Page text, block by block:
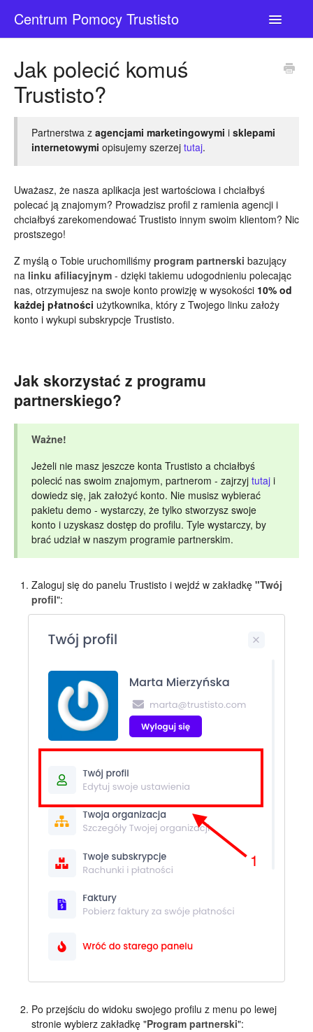
Centrum Pomocy Trustisto
Toggle
Jak polecić komuś
Trustisto?
Partnerstwa z agencjami marketingowymi i sklepami
internetowymi opisujemy szerzej tutaj.
Uważasz, że nasza aplikacja jest wartościowa i chciałbyś
polecać ją znajomym? Prowadzisz profil z ramienia agencji i
chciałbyś zarekomendować Trustisto innym swoim klientom? Nic
prostszego!
Z myślą o Tobie uruchomiliśmy program partnerski bazujący
na linku afiliacyjnym - dzięki takiemu udogodnieniu polecając
nas, otrzymujesz na swoje konto prowizję w wysokości 10% od
każdej płatności użytkownika, który z Twojego linku założy
konto i wykupi subskrypcje Trustisto.
Jak skorzystać z programu
partnerskiego?
Ważne!
Jeżeli nie masz jeszcze konta Trustisto a chciałbyś
polecić nas swoim znajomym, partnerom - zajrzyj tutaj i
dowiedz się, jak założyć konto. Nie musisz wybierać
pakietu demo - wystarczy, że tylko stworzysz swoje
konto i uzyskasz dostęp do profilu. Tyle wystarczy, by
brać udział w naszym programie partnerskim.
Zaloguj się do panelu Trustisto i wejdź w zakładkę "Twój
profil":
Po przejściu do widoku swojego profilu z menu po lewej
stronie wybierz zakładkę "Program partnerski":